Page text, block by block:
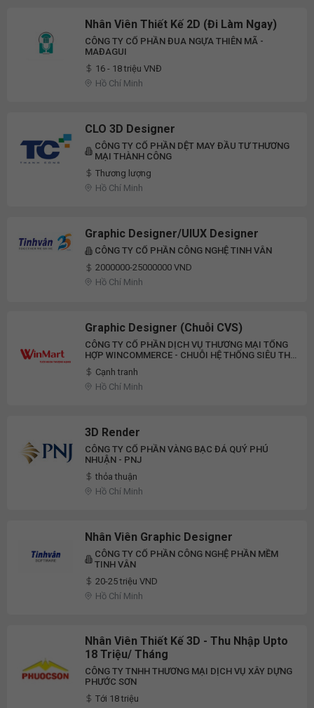
Nhân Viên Thiết Kế 2D (Đi Làm Ngay)
CÔNG TY CỔ PHẦN ĐUA NGỰA THIÊN MÃ -
MAĐAGUI
16 - 18 triệu VNĐ
Hồ Chí Minh
CLO 3D Designer
CÔNG TY CỔ PHẦN DỆT MAY ĐẦU TƯ THƯƠNG
MẠI THÀNH CÔNG
Thương lượng
Hồ Chí Minh
Graphic Designer/UIUX Designer
CÔNG TY CỔ PHẦN CÔNG NGHỆ TINH VÂN
2000000-25000000 VND
Hồ Chí Minh
Graphic Designer (Chuỗi CVS)
CÔNG TY CỔ PHẦN DỊCH VỤ THƯƠNG MẠI TỔNG
HỢP WINCOMMERCE - CHUỖI HỆ THỐNG SIÊU THỊ
WINMART
Cạnh tranh
Hồ Chí Minh
3D Render
CÔNG TY CỔ PHẦN VÀNG BẠC ĐÁ QUÝ PHÚ
NHUẬN - PNJ
thỏa thuận
Hồ Chí Minh
Nhân Viên Graphic Designer
CÔNG TY CỔ PHẦN CÔNG NGHỆ PHẦN MỀM
TINH VÂN
20-25 triệu VND
Hồ Chí Minh
Nhân Viên Thiết Kế 3D - Thu Nhập Upto
18 Triệu/ Tháng
CÔNG TY TNHH THƯƠNG MẠI DỊCH VỤ XÂY DỰNG
PHƯỚC SƠN
Tới 18 triệu